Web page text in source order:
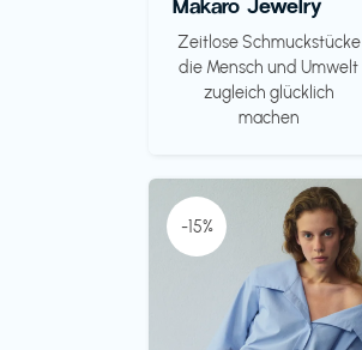
Zeitlose Schmuckstücke
die Mensch und Umwelt
zugleich glücklich
machen
-15%